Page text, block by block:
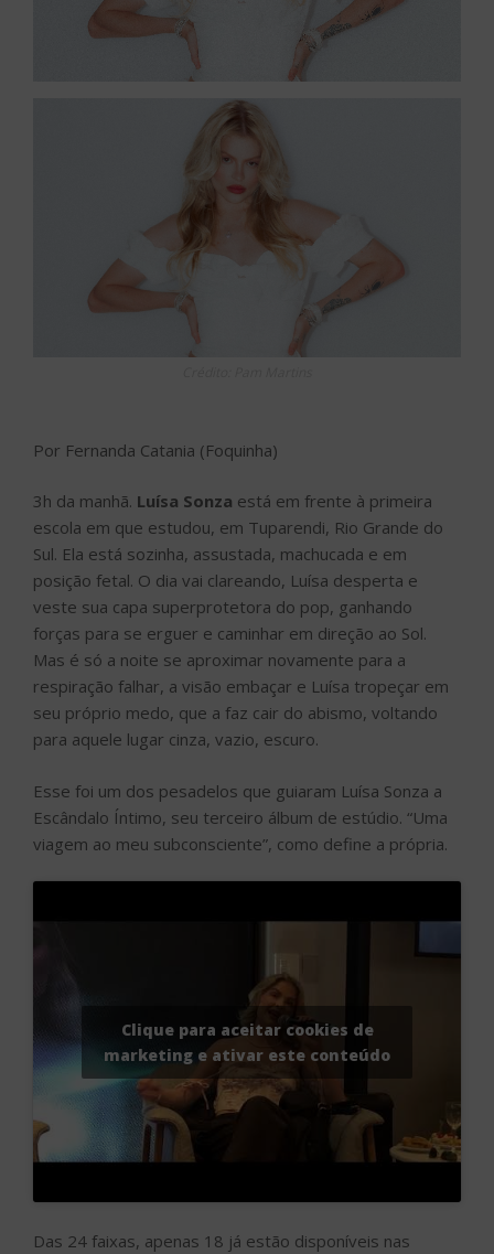
Por Fernanda Catania (Foquinha)
3h da manhã. Luísa Sonza está em frente à primeira
escola em que estudou, em Tuparendi, Rio Grande do
Sul. Ela está sozinha, assustada, machucada e em
posição fetal. O dia vai clareando, Luísa desperta e
veste sua capa superprotetora do pop, ganhando
forças para se erguer e caminhar em direção ao Sol.
Mas é só a noite se aproximar novamente para a
respiração falhar, a visão embaçar e Luísa tropeçar em
seu próprio medo, que a faz cair do abismo, voltando
para aquele lugar cinza, vazio, escuro.
Esse foi um dos pesadelos que guiaram Luísa Sonza a
Escândalo Íntimo, seu terceiro álbum de estúdio. “Uma
viagem ao meu subconsciente”, como define a própria.
Clique para aceitar cookies de
marketing e ativar este conteúdo
Das 24 faixas, apenas 18 já estão disponíveis nas